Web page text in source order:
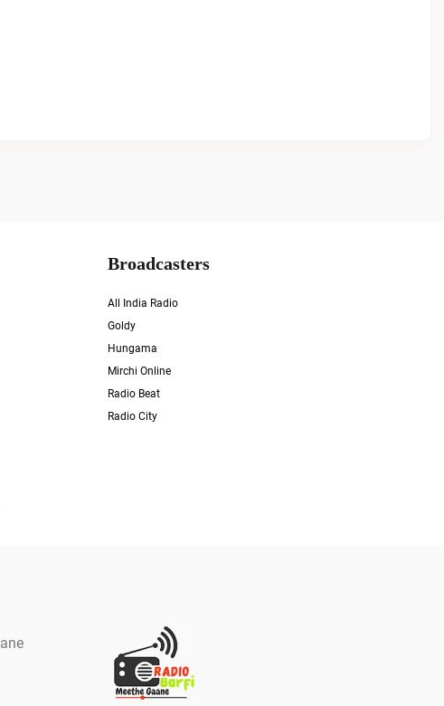
Broadcasters
All India Radio
Goldy
Hungama
Mirchi Online
Radio Beat
Radio City